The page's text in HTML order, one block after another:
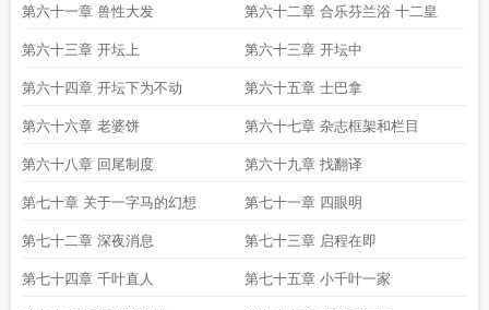
第六十一章 兽性大发 第六十二章 合乐芬兰浴 十二皇
第六十三章 开坛上 第六十三章 开坛中
第六十四章 开坛下为不动 第六十五章 士巴拿
第六十六章 老婆饼 第六十七章 杂志框架和栏目
第六十八章 回尾制度 第六十九章 找翻译
第七十章 关于一字马的幻想 第七十一章 四眼明
第七十二章 深夜消息 第七十三章 启程在即
第七十四章 千叶直人 第七十五章 小千叶一家